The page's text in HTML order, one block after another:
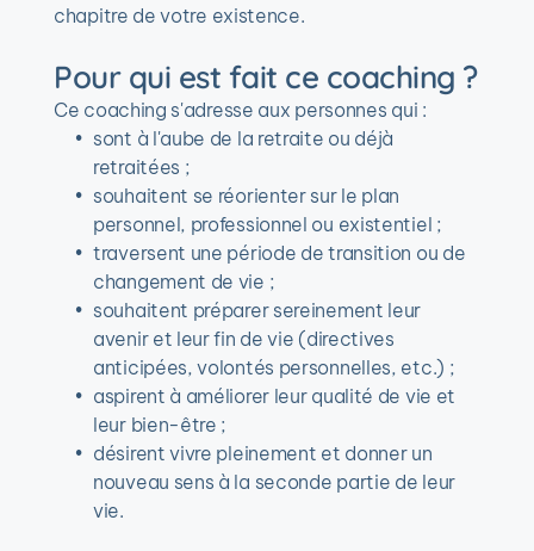
chapitre de votre existence.
Pour qui est fait ce coaching ?
Ce coaching s'adresse aux personnes qui :
sont à l'aube de la retraite ou déjà
retraitées ;
souhaitent se réorienter sur le plan
personnel, professionnel ou existentiel ;
traversent une période de transition ou de
changement de vie ;
souhaitent préparer sereinement leur
avenir et leur fin de vie (directives
anticipées, volontés personnelles, etc.) ;
aspirent à améliorer leur qualité de vie et
leur bien-être ;
désirent vivre pleinement et donner un
nouveau sens à la seconde partie de leur
vie.